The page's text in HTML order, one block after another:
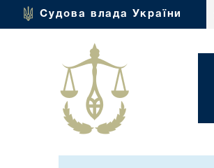
Судова влада України